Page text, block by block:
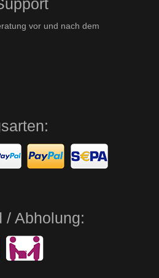
vor und nach dem
/ Abholung: